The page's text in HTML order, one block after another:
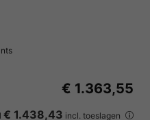
€ 1.363,55
€ 1.438,43 incl. toeslagen